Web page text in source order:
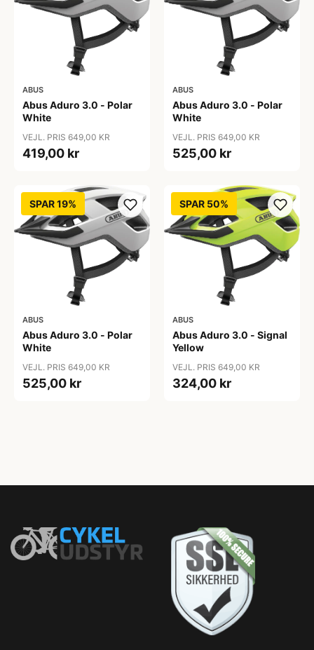
ABUS
Abus Aduro 3.0 - Polar
White
VEJL. PRIS 649,00 KR
419,00 kr
ABUS
Abus Aduro 3.0 - Polar
White
VEJL. PRIS 649,00 KR
525,00 kr
SPAR 19%
ABUS
Abus Aduro 3.0 - Polar
White
VEJL. PRIS 649,00 KR
525,00 kr
SPAR 50%
ABUS
Abus Aduro 3.0 - Signal
Yellow
VEJL. PRIS 649,00 KR
324,00 kr